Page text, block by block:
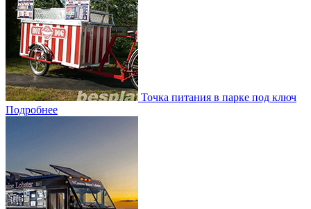
Точка питания в парке под ключ
Подробнее